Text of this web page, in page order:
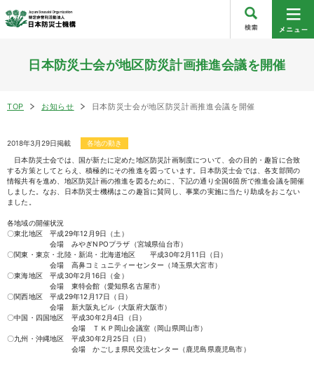
日本防災士会が地区防災計画推進会議を開催
TOP お知らせ 日本防災士会が地区防災計画推進会議を開催
2018年3月29日掲載
各地の動き
日本防災士会では、国が新たに定めた地区防災計画制度について、会の目的・趣旨に合致
する方策としてとらえ、積極的にその推進を図っています。日本防災士会では、各支部間の
情報共有を進め、地区防災計画の推進を図るために、下記の通り全国6箇所で推進会議を開催
しました。なお、日本防災士機構はこの趣旨に賛同し、事業の実施に当たり助成をおこない
ました。
各地域の開催状況
〇東北地区 平成29年12月9日（土）
会場 みやぎNPOプラザ（宮城県仙台市）
〇関東・東京・北陸・新潟・北海道地区 平成30年2月11日（日）
会場 高鼻コミュニティーセンター（埼玉県大宮市）
〇東海地区 平成30年2月16日（金）
会場 東特会館（愛知県名古屋市）
〇関西地区 平成29年12月17日（日）
会場 新大阪丸ビル（大阪府大阪市）
〇中国・四国地区 平成30年2月4日（日）
会場 ＴＫＰ岡山会議室（岡山県岡山市）
〇九州・沖縄地区 平成30年2月25日（日）
会場 かごしま県民交流センター（鹿児島県鹿児島市）